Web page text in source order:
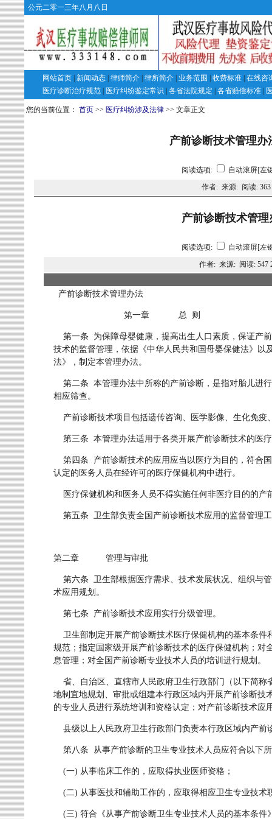
公元二零一三年八月八日
网站首页 新闻动态 律师简介 律所简介 业务范围 收费标准 在线咨
医疗诊断治疗规范
医疗纠纷鉴定常识 各省法院规定 各省赔偿标准
您的当前位置： 首页 >> 医疗纠纷涉及法律 >> 文章正文
产前诊断技术管理办
阅读选项:
自动滚屏[左
作者: 来源: 阅读: 363
产前诊断技术管理
阅读选项:
自动滚屏[左
作者: 来源: 阅读: 547
产前诊断技术管理办法
第一章 总 则
第一条 为保障母婴健康，提高出生人口素质，保证产
技术的监督管理，依据《中华人民共和国母婴保健法》以
法》，制定本管理办法。
第二条 本管理办法中所称的产前诊断，是指对胎儿进
相应筛查。
产前诊断技术项目包括遗传咨询、医学影像、生化免疫
第三条 本管理办法适用于各类开展产前诊断技术的医
第四条 产前诊断技术的应用应当以医疗为目的，符合
认定的医务人员在经许可的医疗保健机构中进行。
医疗保健机构和医务人员不得实施任何非医疗目的的产
第五条 卫生部负责全国产前诊断技术应用的监督管理
第二章 管理与审批
第六条 卫生部根据医疗需求、技术发展状况、组织与
术应用规划。
第七条 产前诊断技术应用实行分级管理。
卫生部制定开展产前诊断技术医疗保健机构的基本条件
规范；指定国家级开展产前诊断技术的医疗保健机构；对
息管理；对全国产前诊断专业技术人员的培训进行规划。
省、自治区、直辖市人民政府卫生行政部门（以下简称
地制宜地规划、审批或组建本行政区域内开展产前诊断技
的专业人员进行系统培训和资格认定；对产前诊断技术应
县级以上人民政府卫生行政部门负责本行政区域内产前
第八条 从事产前诊断的卫生专业技术人员应符合以下
(一) 从事临床工作的，应取得执业医师资格；
(二) 从事医技和辅助工作的，应取得相应卫生专业技术
(三) 符合《从事产前诊断卫生专业技术人员的基本条件